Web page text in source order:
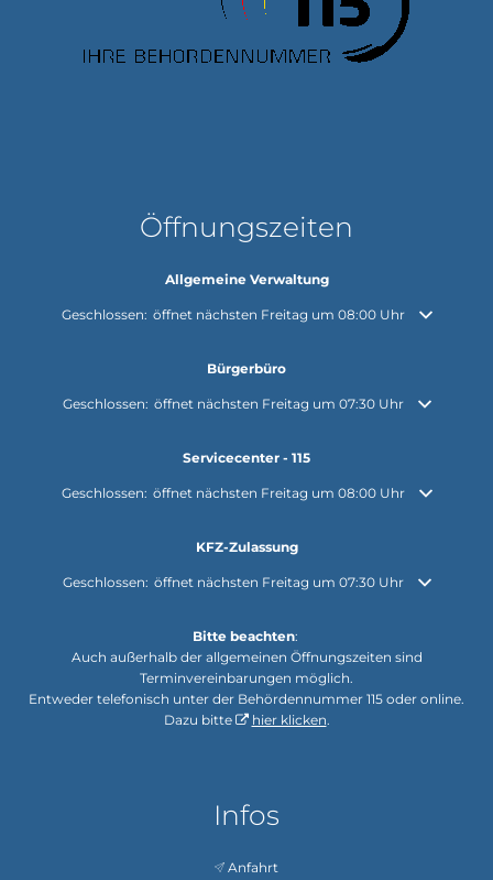
Öffnungszeiten
Allgemeine Verwaltung
Klicken, um weitere Öffnungs- oder Schließzeiten auszublenden
Geschlossen: öffnet nächsten Freitag um 08:00 Uhr
Bürgerbüro
Klicken, um weitere Öffnungs- oder Schließzeiten auszublenden
Geschlossen: öffnet nächsten Freitag um 07:30 Uhr
Servicecenter - 115
Klicken, um weitere Öffnungs- oder Schließzeiten auszublenden
Geschlossen: öffnet nächsten Freitag um 08:00 Uhr
KFZ-Zulassung
Klicken, um weitere Öffnungs- oder Schließzeiten auszublenden
Geschlossen: öffnet nächsten Freitag um 07:30 Uhr
Bitte beachten:
Auch außerhalb der allgemeinen Öffnungszeiten sind
Terminvereinbarungen möglich.
Entweder telefonisch unter der Behördennummer 115 oder online.
Dazu bitte
hier klicken.
Infos
Anfahrt